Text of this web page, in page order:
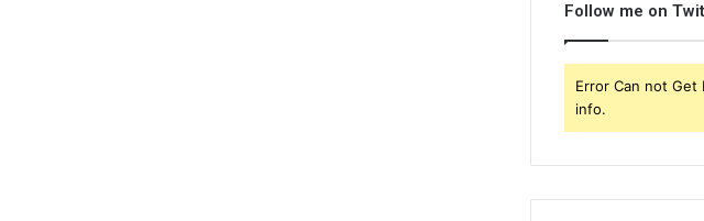
Follow me on
Error Can not
info.